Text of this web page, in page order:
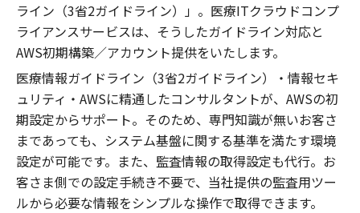
ライン（3省2ガイドライン）」。医療ITクラウドコンプ
ライアンスサービスは、そうしたガイドライン対応と
AWS初期構築／アカウント提供をいたします。
医療情報ガイドライン（3省2ガイドライン）・情報セキ
ュリティ・AWSに精通したコンサルタントが、AWSの初
期設定からサポート。そのため、専門知識が無いお客さ
まであっても、システム基盤に関する基準を満たす環境
設定が可能です。また、監査情報の取得設定も代行。お
客さま側での設定手続き不要で、当社提供の監査用ツー
ルから必要な情報をシンプルな操作で取得できます。